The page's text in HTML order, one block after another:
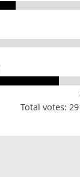
Total votes: